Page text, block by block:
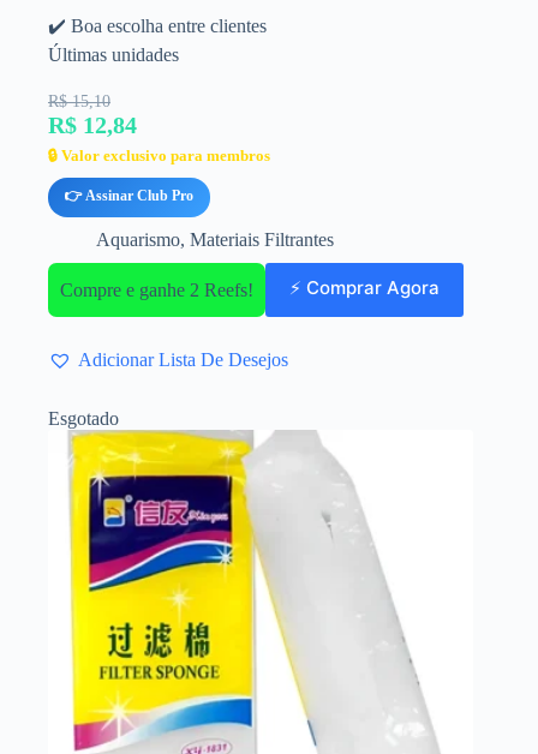
✔️ Boa escolha entre clientes
Últimas unidades
R$ 15,10
R$ 12,84
🔒 Valor exclusivo para membros
👉 Assinar Club Pro
Aquarismo, Materiais Filtrantes
Compre e ganhe 2 Reefs! ⚡ Comprar Agora
Adicionar Lista De Desejos
Esgotado